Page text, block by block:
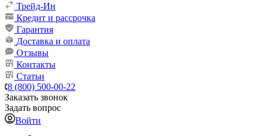
Трейд-Ин
Кредит и рассрочка
Гарантия
Доставка и оплата
Отзывы
Контакты
Статьи
8 (800) 500-00-22
Заказать звонок
Задать вопрос
Войти